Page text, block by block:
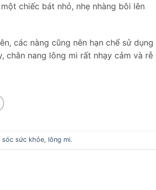
chiếc bát nhỏ, nhẹ nhàng bôi lên
các nàng cũng nên hạn chế sử dụng
chân nang lông mi rất nhạy cảm và rễ
sóc sức khỏe, lông mi.